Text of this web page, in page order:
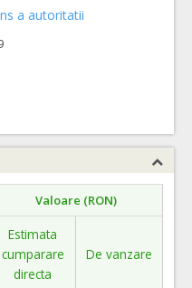
a autoritatii
Valoare (RON)
Estimata
cumparare
directa
De vanzare